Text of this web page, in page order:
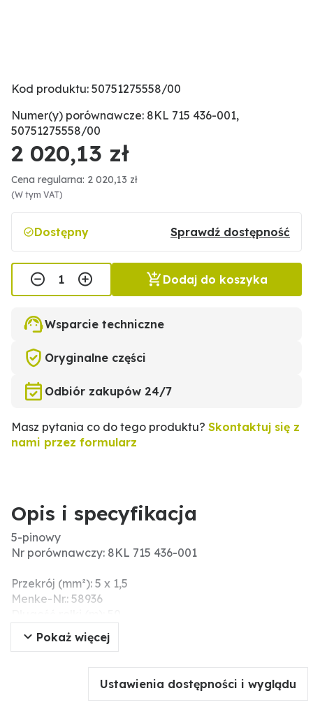
Kod produktu: 50751275558/00
Numer(y) porównawcze: 8KL 715 436-001,
50751275558/00
2 020,13 zł
Cena regularna: 2 020,13 zł
(W tym VAT)
Dostępny Sprawdź dostępność
Dodaj do koszyka
Wsparcie techniczne
Oryginalne części
Odbiór zakupów 24/7
Masz pytania co do tego produktu? Skontaktuj się z
nami przez formularz
Opis i specyfikacja
5-pinowy
Nr porównawczy: 8KL 715 436-001
Przekrój (mm²): 5 x 1,5
Menke-Nr.: 58936
Informacje dodatkowe: wielożyłowy przewód
samochodowy z gumową powłoką zewnętrzną;
Pokaż więcej
Ustawienia dostępności i wyglądu